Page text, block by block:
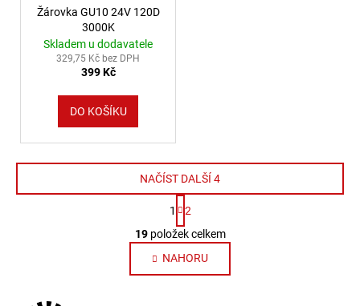
Žárovka GU10 24V 120D
3000K
Skladem u dodavatele
329,75 Kč bez DPH
399 Kč
DO KOŠÍKU
Ovládací prvky výpisu
NAČÍST DALŠÍ 4
Stránkování
1
2
19položek celkem
NAHORU